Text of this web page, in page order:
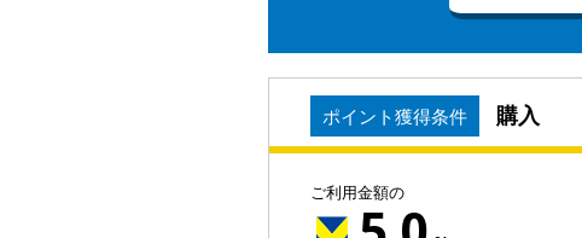
ポイント獲得条件 購入
ご利用金額の